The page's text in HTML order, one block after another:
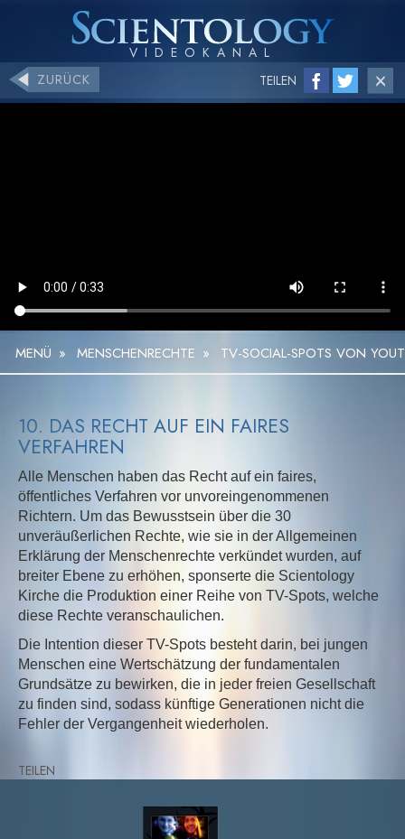
ZURÜCK TEILEN
MENÜ » MENSCHENRECHTE » TV-SOCIAL-SPOTS VON
10. DAS RECHT AUF EIN FAIRES
VERFAHREN
Alle Menschen haben das Recht auf ein faires,
öffentliches Verfahren vor unvoreingenommenen
Richtern. Um das Bewusstsein über die 30
unveräußerlichen Rechte, wie sie in der Allgemeinen
Erklärung der Menschenrechte verkündet wurden, auf
breiter Ebene zu erhöhen, sponserte die Scientology
Kirche die Produktion einer Reihe von TV-Spots, welche
diese Rechte veranschaulichen.
Die Intention dieser TV-Spots besteht darin, bei jungen
Menschen eine Wertschätzung der fundamentalen
Grundsätze zu bewirken, die in jeder freien Gesellschaft
zu finden sind, sodass künftige Generationen nicht die
Fehler der Vergangenheit wiederholen.
TEILEN